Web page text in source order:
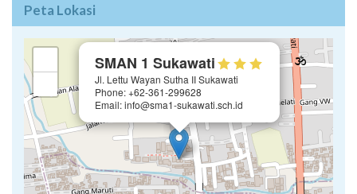
Peta Lokasi
SMAN 1 Sukawati
Jl. Lettu Wayan Sutha II Sukawati
Phone: +62-361-299628
Email: info@sma1-sukawati.sch.id